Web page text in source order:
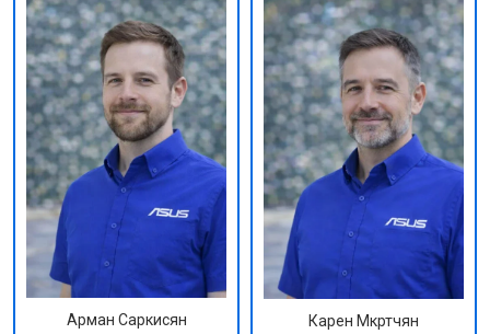
Арман Саркисян Карен Мкртчян